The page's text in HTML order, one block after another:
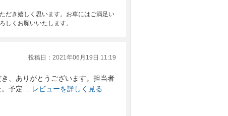
だき嬉しく思います。お車にはご満足い
しくお願いいたします。
投稿日：2021年06月19日 11:19
、ありがとうございます。担当者
予定…
レビューを詳しく見る